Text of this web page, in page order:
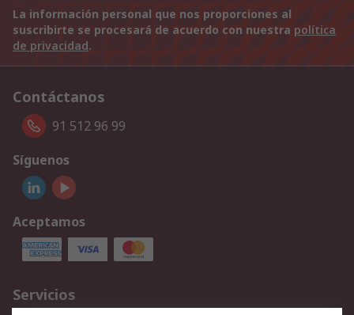
La información personal que nos proporciones al
suscribirte se procesará de acuerdo con nuestra política
de privacidad.
Contáctanos
91 512 96 99
Síguenos
Aceptamos
Servicios